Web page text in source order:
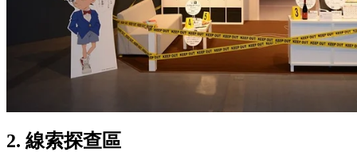
2. 線索探查區